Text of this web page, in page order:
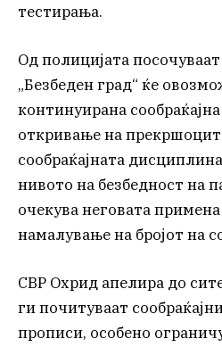
тестирања.
Од полицијата
„Безбеден град“ ќе
континуирана
откривање на
сообраќајната
нивото на безбедност на
очекува неговата
намалување на бројот на
СВР Охрид апелира до
ги почитуваат
прописи, особено